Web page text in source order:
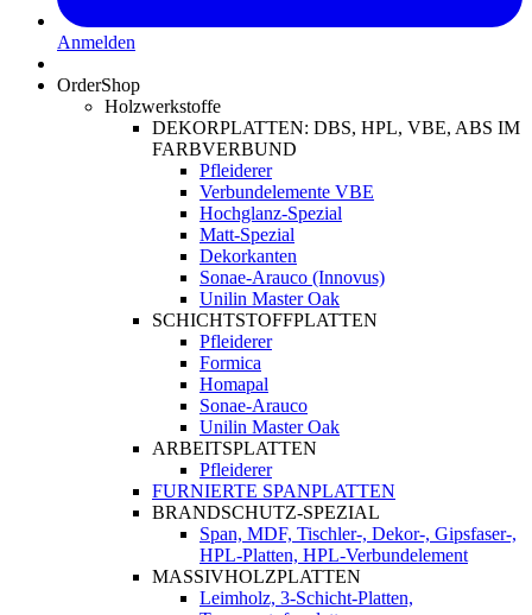
Anmelden
OrderShop
Holzwerkstoffe
DEKORPLATTEN: DBS, HPL, VBE, ABS IM
FARBVERBUND
Pfleiderer
Verbundelemente VBE
Hochglanz-Spezial
Matt-Spezial
Dekorkanten
Sonae-Arauco (Innovus)
Unilin Master Oak
SCHICHTSTOFFPLATTEN
Pfleiderer
Formica
Homapal
Sonae-Arauco
Unilin Master Oak
ARBEITSPLATTEN
Pfleiderer
FURNIERTE SPANPLATTEN
BRANDSCHUTZ-SPEZIAL
Span, MDF, Tischler-, Dekor-, Gipsfaser-,
HPL-Platten, HPL-Verbundelement
MASSIVHOLZPLATTEN
Leimholz, 3-Schicht-Platten,